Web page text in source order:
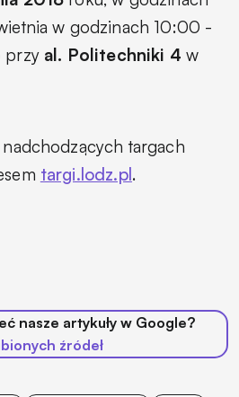
w godzinach 10:00 -
przy al. Politechniki 4 w
nadchodzących targach
targi.lodz.pl.
nasze artykuły w Google?
źródeł